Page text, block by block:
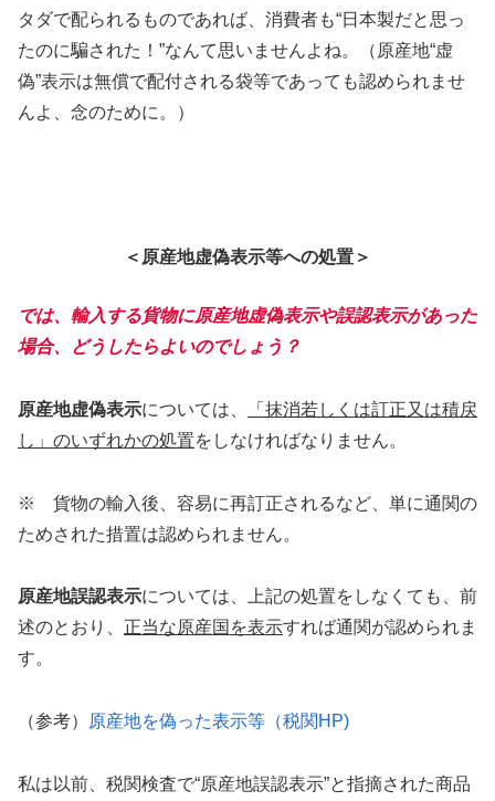
タダで配られるものであれば、消費者も“日本製だと思っ
たのに騙された！”なんて思いませんよね。（原産地“虚
偽”表示は無償で配付される袋等であっても認められませ
んよ、念のために。）
＜原産地虚偽表示等への処置＞
では、輸入する貨物に原産地虚偽表示や誤認表示があった
場合、どうしたらよいのでしょう？
原産地虚偽表示については、
「抹消若しくは訂正又は積戻
し」のいずれかの処置をしなければなりません。
※ 貨物の輸入後、容易に再訂正されるなど、単に通関の
ためされた措置は認められません。
原産地誤認表示については、上記の処置をしなくても、前
述のとおり、 正当な原産国を表示すれば通関が認められま
す。
（参考） 原産地を偽った表示等（税関HP)
私は以前、税関検査で“原産地誤認表示”と指摘された商品